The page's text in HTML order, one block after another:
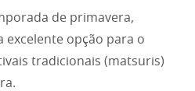
de primavera,
excelente opção para o
tradicionais (matsuris)